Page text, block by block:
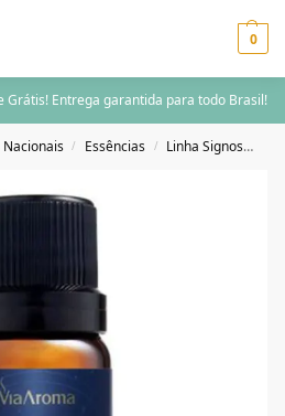
0
Grátis! Entrega garantida para todo Brasil!
/ Essências / Linha Signos